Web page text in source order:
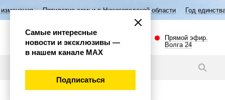
семьи в Нижегородской области Год единства народов
Прямой эфир.
Волга 24
Самые интересные
новости и эксклюзивы —
в нашем канале МАХ
Подписаться